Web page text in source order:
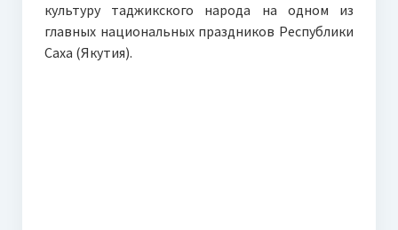
культуру таджикского народа на одном из
главных национальных праздников Республики
Саха (Якутия).